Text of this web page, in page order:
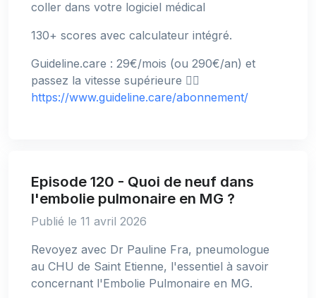
coller dans votre logiciel médical
130+ scores avec calculateur intégré.
Guideline.care : 29€/mois (ou 290€/an) et
passez la vitesse supérieure 👉🏻
https://www.guideline.care/abonnement/
Episode 120 - Quoi de neuf dans
l'embolie pulmonaire en MG ?
Publié le 11 avril 2026
Revoyez avec Dr Pauline Fra, pneumologue
au CHU de Saint Etienne, l'essentiel à savoir
concernant l'Embolie Pulmonaire en MG.